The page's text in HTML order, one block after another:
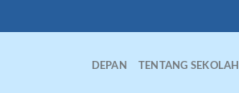
DEPAN TENTANG SEKOLAH